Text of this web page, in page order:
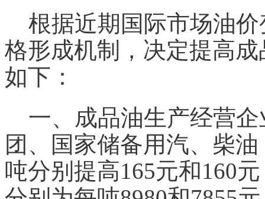
根据近期国际市场油价
格形成机制，决定提高成
如下：
一、成品油生产经营企
团、国家储备用汽、柴
吨分别提高165元和160